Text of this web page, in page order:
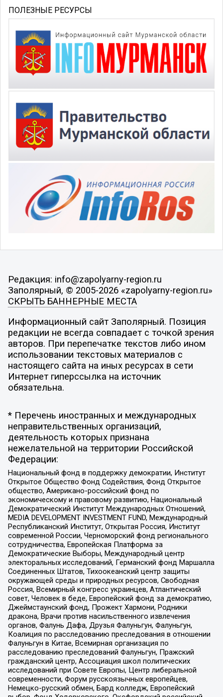
ПОЛЕЗНЫЕ РЕСУРСЫ
Редакция: info@zapolyarny-region.ru
Заполярный, © 2005-2026 «zapolyarny-region.ru»
СКРЫТЬ БАННЕРНЫЕ МЕСТА
Информационный сайт Заполярный. Позиция
редакции не всегда совпадает с точкой зрения
авторов. При перепечатке текстов либо ином
использовании текстовых материалов с
настоящего сайта на иных ресурсах в сети
Интернет гиперссылка на источник
обязательна.
* Перечень иностранных и международных
неправительственных организаций,
деятельность которых признана
нежелательной на территории Российской
Федерации:
Национальный фонд в поддержку демократии, Институт
Открытое Общество Фонд Содействия, Фонд Открытое
общество, Американо-российский фонд по
экономическому и правовому развитию, Национальный
Демократический Институт Международных Отношений,
MEDIA DEVELOPMENT INVESTMENT FUND, Международный
Республиканский Институт, Открытая Россия, Институт
современной России, Черноморский фонд регионального
сотрудничества, Европейская Платформа за
Демократические Выборы, Международный центр
электоральных исследований, Германский фонд Маршалла
Соединенных Штатов, Тихоокеанский центр защиты
окружающей среды и природных ресурсов, Свободная
Россия, Всемирный конгресс украинцев, Атлантический
совет, Человек в беде, Европейский фонд за демократию,
Джеймстаунский фонд, Прожект Хармони, Родники
дракона, Врачи против насильственного извлечения
органов, Фалунь Дафа, Друзья Фалуньгун, Фалуньгун,
Коалиция по расследованию преследования в отношении
Фалуньгун в Китае, Всемирная организация по
расследованию преследований Фалуньгун, Пражский
гражданский центр, Ассоциация школ политических
исследований при Совете Европы, Центр либеральной
современности, Форум русскоязычных европейцев,
Немецко-русский обмен, Бард колледж, Европейский